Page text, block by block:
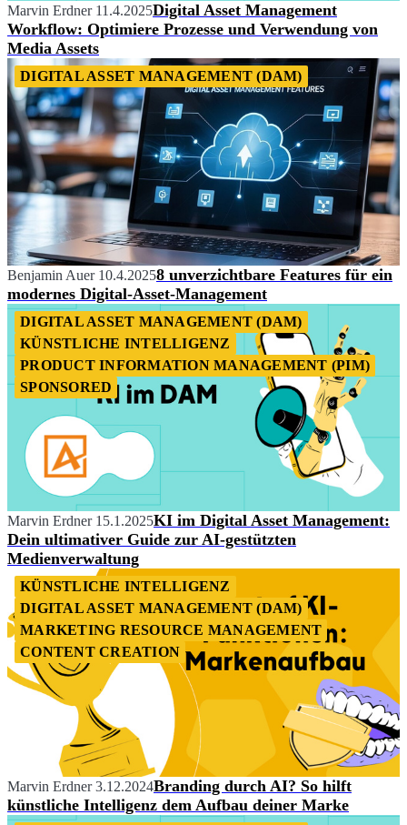
Marvin Erdner 11.4.2025Digital Asset Management
Workflow: Optimiere Prozesse und Verwendung von
Media Assets
DIGITAL ASSET MANAGEMENT (DAM)
Benjamin Auer 10.4.20258 unverzichtbare Features für ein
modernes Digital-Asset-Management
DIGITAL ASSET MANAGEMENT (DAM)
KÜNSTLICHE INTELLIGENZ
PRODUCT INFORMATION MANAGEMENT (PIM)
SPONSORED
Marvin Erdner 15.1.2025KI im Digital Asset Management:
Dein ultimativer Guide zur AI-gestützten
Medienverwaltung
KÜNSTLICHE INTELLIGENZ
DIGITAL ASSET MANAGEMENT (DAM)
MARKETING RESOURCE MANAGEMENT
CONTENT CREATION
Marvin Erdner 3.12.2024Branding durch AI? So hilft
künstliche Intelligenz dem Aufbau deiner Marke